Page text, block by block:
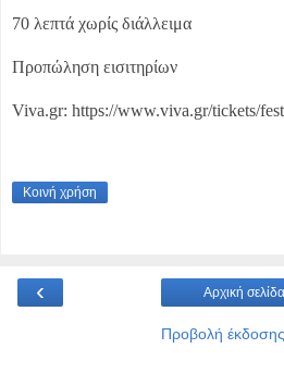
70 λεπτά χωρίς διάλλειμα
Προπώληση εισιτηρίων
Viva.gr: https://www.viva.gr/tickets/
Κοινή χρήση
‹ Αρχική σελίδα
Προβολή έκδοσης